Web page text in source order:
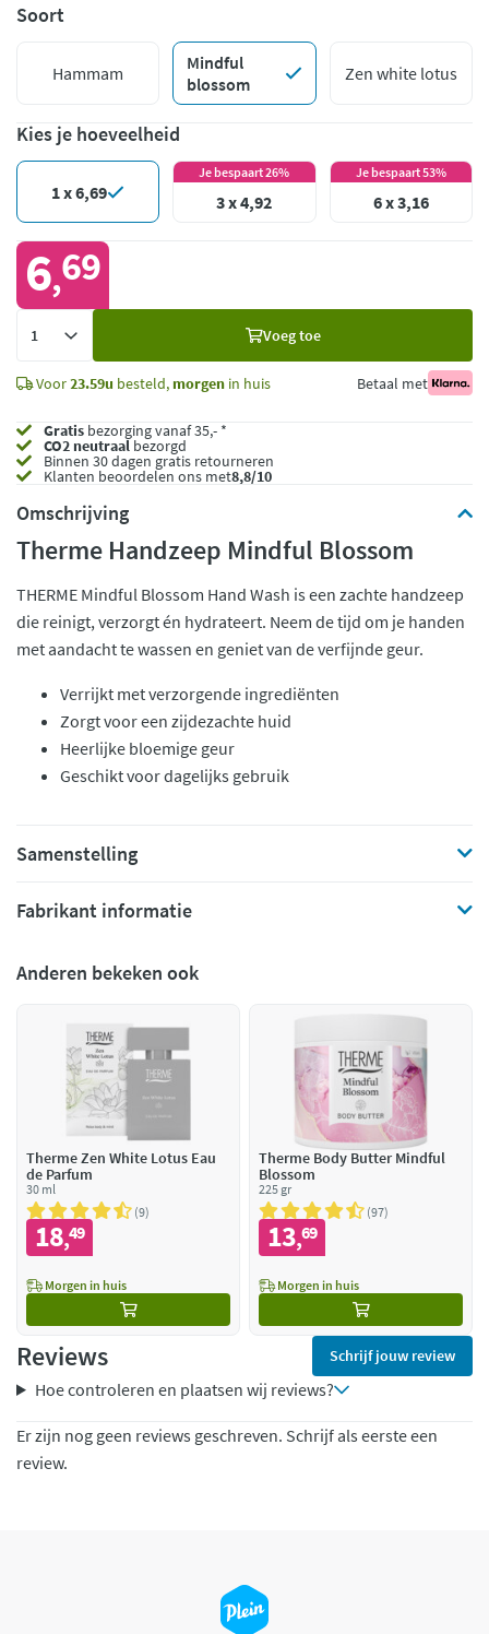
Soort
Hammam
Mindful
blossom
Zen white lotus
Kies je hoeveelheid
1 x 6,69
Je bespaart 26%
3 x 4,92
Je bespaart 53%
6 x 3,16
6,69
Voeg toe
Voor23.59u besteld, morgen in huis Betaal met
Gratis bezorging vanaf 35,- *
CO2 neutraalbezorgd
Binnen 30 dagen gratis retourneren
Klanten beoordelen ons met8,8/10
Omschrijving
Therme Handzeep Mindful Blossom
THERME Mindful Blossom Hand Wash is een zachte handzeep
die reinigt, verzorgt én hydrateert. Neem de tijd om je handen
met aandacht te wassen en geniet van de verfijnde geur.
Verrijkt met verzorgende ingrediënten
Zorgt voor een zijdezachte huid
Heerlijke bloemige geur
Geschikt voor dagelijks gebruik
Samenstelling
Fabrikant informatie
Anderen bekeken ook
Therme Zen White Lotus Eau
de Parfum
30 ml
9
18,49
Morgen in huis
Therme Body Butter Mindful
Blossom
225 gr
97
13,69
Morgen in huis
Reviews Schrijf jouw review
Hoe controleren en plaatsen wij reviews?
Er zijn nog geen reviews geschreven. Schrijf als eerste een
review.